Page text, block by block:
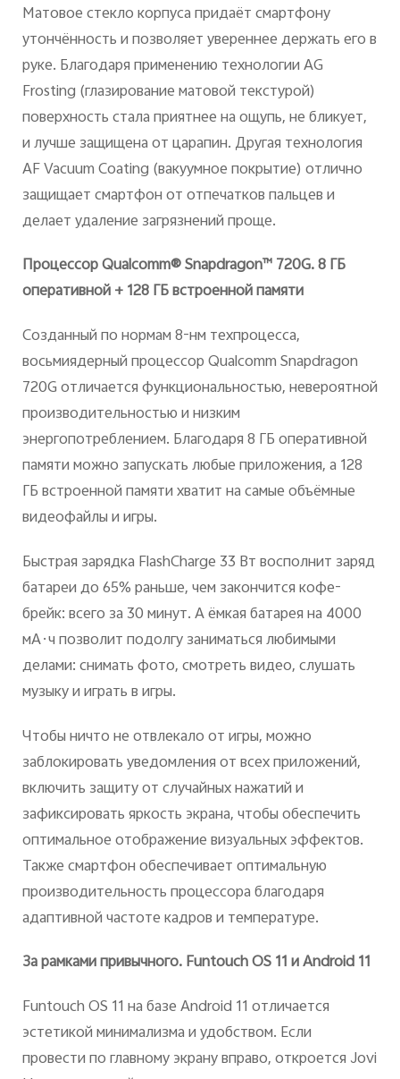
Матовое стекло корпуса придаёт смартфону
утончённость и позволяет увереннее держать его в
руке. Благодаря применению технологии AG
Frosting (глазирование матовой текстурой)
поверхность стала приятнее на ощупь, не бликует,
и лучше защищена от царапин. Другая технология
AF Vacuum Coating (вакуумное покрытие) отлично
защищает смартфон от отпечатков пальцев и
делает удаление загрязнений проще.
ПроцессорQualcomm®Snapdragon™ 720G. 8 ГБ
оперативной + 128 ГБ встроенной памяти
Созданный по нормам 8-нм техпроцесса,
восьмиядерный процессор Qualcomm Snapdragon
720G отличается функциональностью, невероятной
производительностью и низким
энергопотреблением. Благодаря 8 ГБ оперативной
памяти можно запускать любые приложения, а 128
ГБ встроенной памяти хватит на самые объёмные
видеофайлы и игры.
Быстрая зарядка FlashCharge 33 Вт восполнит заряд
батареи до 65% раньше, чем закончится кофе-
брейк: всего за 30 минут. А ёмкая батарея на 4000
мА·ч позволит подолгу заниматься любимыми
делами: снимать фото, смотреть видео, слушать
музыку и играть в игры.
Чтобы ничто не отвлекало от игры, можно
заблокировать уведомления от всех приложений,
включить защиту от случайных нажатий и
зафиксировать яркость экрана, чтобы обеспечить
оптимальное отображение визуальных эффектов.
Также смартфон обеспечивает оптимальную
производительность процессора благодаря
адаптивной частоте кадров и температуре.
За рамками привычного. Funtouch OS 11 иAndroid11
Funtouch OS 11 на базе Android 11 отличается
эстетикой минимализма и удобством. Если
провести по главному экрану вправо, откроется Jovi